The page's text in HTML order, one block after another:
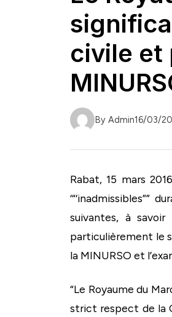
civile et
By Admin16/03/
Rabat, 15 mars
suivantes, à
particulièrement le
la MINURSO et
“Le Royaume du
strict respect de la